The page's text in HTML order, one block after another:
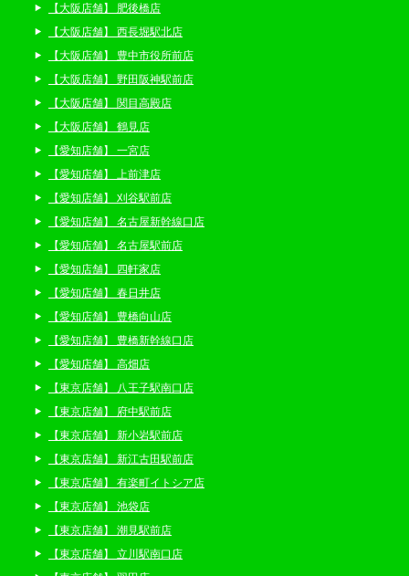
【大阪店舗】 肥後橋店
【大阪店舗】 西長堀駅北店
【大阪店舗】 豊中市役所前店
【大阪店舗】 野田阪神駅前店
【大阪店舗】 関目高殿店
【大阪店舗】 鶴見店
【愛知店舗】 一宮店
【愛知店舗】 上前津店
【愛知店舗】 刈谷駅前店
【愛知店舗】 名古屋新幹線口店
【愛知店舗】 名古屋駅前店
【愛知店舗】 四軒家店
【愛知店舗】 春日井店
【愛知店舗】 豊橋向山店
【愛知店舗】 豊橋新幹線口店
【愛知店舗】 高畑店
【東京店舗】 八王子駅南口店
【東京店舗】 府中駅前店
【東京店舗】 新小岩駅前店
【東京店舗】 新江古田駅前店
【東京店舗】 有楽町イトシア店
【東京店舗】 池袋店
【東京店舗】 潮見駅前店
【東京店舗】 立川駅南口店